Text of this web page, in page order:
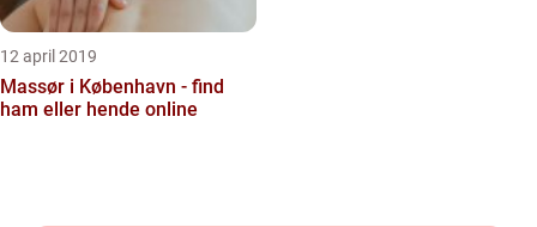
12 april 2019
Massør i København - find
ham eller hende online